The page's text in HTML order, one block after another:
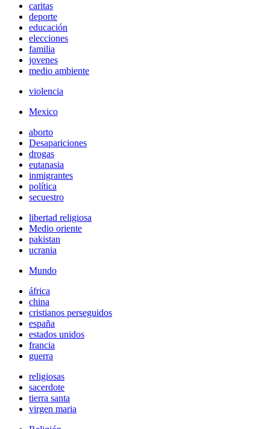
caritas
deporte
educación
elecciones
familia
jovenes
medio ambiente
violencia
Mexico
aborto
Desapariciones
drogas
eutanasia
inmigrantes
política
secuestro
libertad religiosa
Medio oriente
pakistan
ucrania
Mundo
áfrica
china
cristianos perseguidos
españa
estados unidos
francia
guerra
religiosas
sacerdote
tierra santa
virgen maria